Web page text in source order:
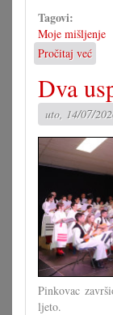
Tagovi:
Moje mišljenje
Pročitaj već
Dva
uto, 14/07/
Pinkovac
ljeto.